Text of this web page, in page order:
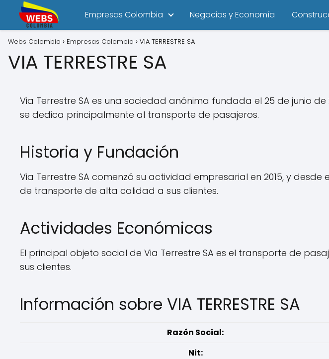
Empresas Colombia Negocios y Economía
Webs Colombia Empresas Colombia VIA TERRESTRE SA
VIA TERRESTRE SA
Via Terrestre SA es una sociedad anónima fundada el 25 de junio
se dedica principalmente al transporte de pasajeros.
Historia y Fundación
Via Terrestre SA comenzó su actividad empresarial en 2015, y
de transporte de alta calidad a sus clientes.
Actividades Económicas
El principal objeto social de Via Terrestre SA es el transporte de
sus clientes.
Información sobre VIA TERRESTRE SA
Razón Social:
Nit: